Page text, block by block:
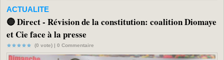
ACTUALITE
🔴 Direct - Révision de la constitution: coalition Diomaye
et Cie face à la presse
(0 vote) | 0 Commentaire